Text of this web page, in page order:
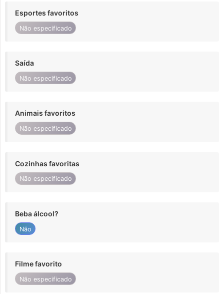
Esportes favoritos
Não especificado
Saída
Não especificado
Animais favoritos
Não especificado
Cozinhas favoritas
Não especificado
Beba álcool?
Não
Filme favorito
Não especificado